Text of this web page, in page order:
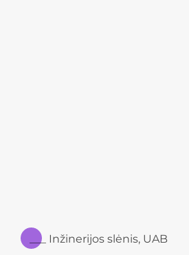
___ Inžinerijos slėnis, UAB